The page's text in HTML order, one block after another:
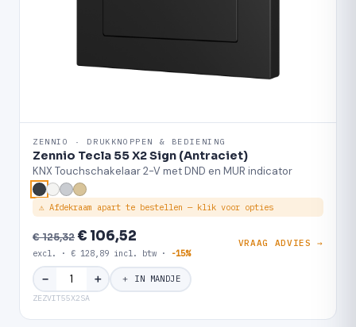
ZENNIO · DRUKKNOPPEN & BEDIENING
Zennio Tecla 55 X2 Sign (Antraciet)
KNX Touchschakelaar 2-V met DND en MUR indicator
⚠ Afdekraam apart te bestellen — klik voor opties
€ 125,32€ 106,52
excl. · € 128,89 incl. btw · -15%
VRAAG ADVIES →
− ＋ ＋ IN MANDJE
ZEZVIT55X2SA